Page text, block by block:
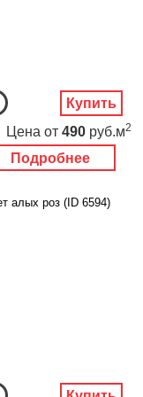
Подробнее
Цена от 490 руб.м2
Купить
алых роз (ID 6594)